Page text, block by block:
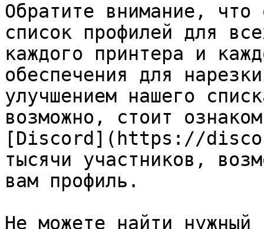
Обратите внимание, что
список профилей для
каждого принтера и
обеспечения для
улучшением нашего
возможно, стоит
[Discord](https://
тысячи участников,
вам профиль.
Не можете найти нужный